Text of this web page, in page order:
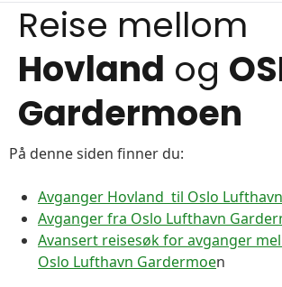
Reise mellom
Hovland og
Gardermoen
På denne siden finner du:
Avganger Hovland til Oslo
Avganger fra Oslo Lufthavn
Avansert reisesøk for avganger
Oslo Lufthavn Gardermoen